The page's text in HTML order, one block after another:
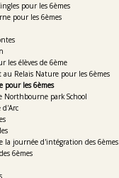
pour les 6èmes
pour les 6èmes
les élèves de 6ème
au Relais Nature pour les 6èmes
pour les 6èmes
Northbourne park School
d'Arc
la journée d'intégration des 6èmes
6èmes